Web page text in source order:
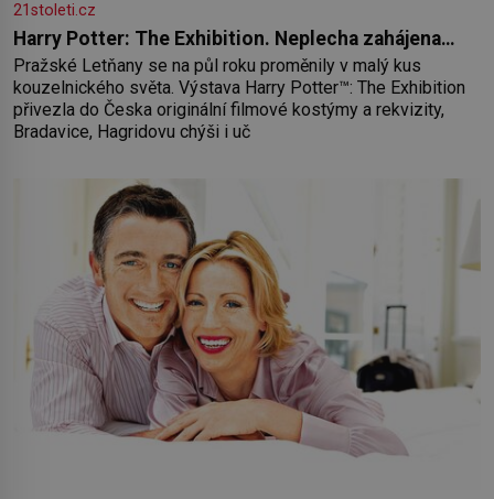
21stoleti.cz
Harry Potter: The Exhibition. Neplecha zahájena…
Pražské Letňany se na půl roku proměnily v malý kus
kouzelnického světa. Výstava Harry Potter™: The Exhibition
přivezla do Česka originální filmové kostýmy a rekvizity,
Bradavice, Hagridovu chýši i uč